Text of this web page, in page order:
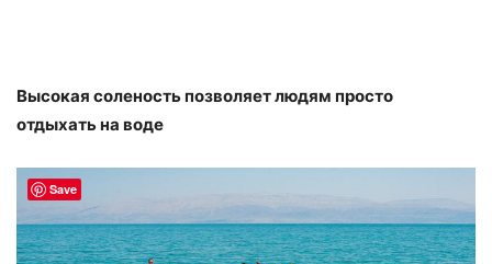
Высокая соленость позволяет людям просто
отдыхать на воде
Save